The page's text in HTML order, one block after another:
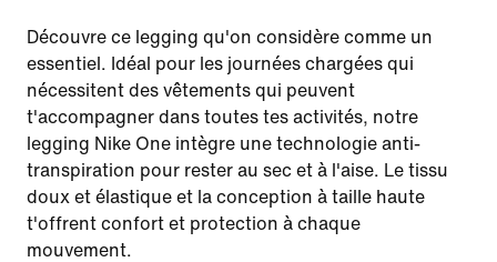
Découvre ce legging qu'on considère comme un
essentiel. Idéal pour les journées chargées qui
nécessitent des vêtements qui peuvent
t'accompagner dans toutes tes activités, notre
legging Nike One intègre une technologie anti-
transpiration pour rester au sec et à l'aise. Le tissu
doux et élastique et la conception à taille haute
t'offrent confort et protection à chaque
mouvement.